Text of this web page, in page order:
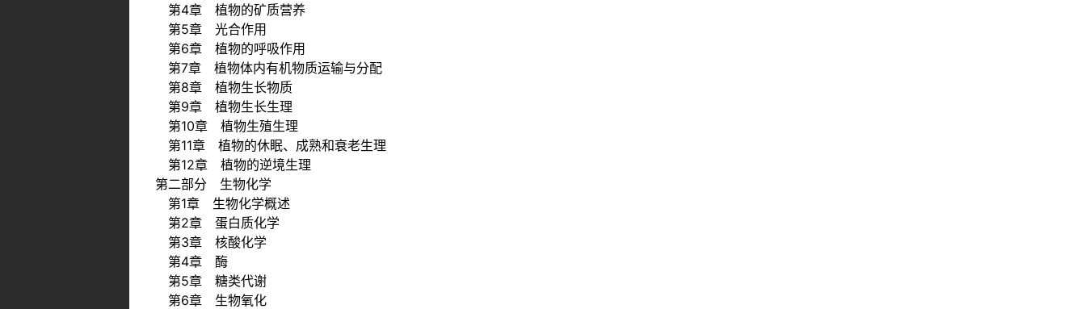
第4章 植物的矿质营养
第5章 光合作用
第6章 植物的呼吸作用
第7章 植物体内有机物质运输与分配
第8章 植物生长物质
第9章 植物生长生理
第10章 植物生殖生理
第11章 植物的休眠、成熟和衰老生理
第12章 植物的逆境生理
第二部分 生物化学
第1章 生物化学概述
第2章 蛋白质化学
第3章 核酸化学
第4章 酶
第5章 糖类代谢
第6章 生物氧化